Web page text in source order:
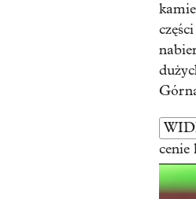
cenie